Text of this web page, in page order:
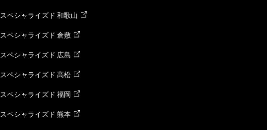
スペシャライズド 和歌山
スペシャライズド 倉敷
スペシャライズド 広島
スペシャライズド 高松
スペシャライズド 福岡
スペシャライズド 熊本